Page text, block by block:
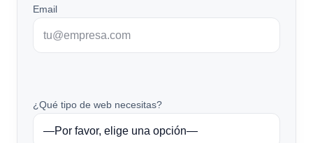
Email
¿Qué tipo de web necesitas?